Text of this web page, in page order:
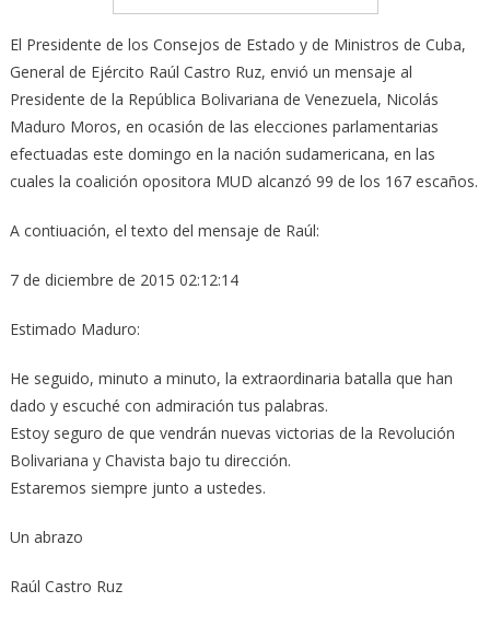
El Presidente de los Consejos de Estado y de Ministros de Cuba,
General de Ejército Raúl Castro Ruz, envió un mensaje al
Presidente de la República Bolivariana de Venezuela, Nicolás
Maduro Moros, en ocasión de las elecciones parlamentarias
efectuadas este domingo en la nación sudamericana, en las
cuales la coalición opositora MUD alcanzó 99 de los 167 escaños.
A contiuación, el texto del mensaje de Raúl:
7 de diciembre de 2015 02:12:14
Estimado Maduro:
He seguido, minuto a minuto, la extraordinaria batalla que han
dado y escuché con admiración tus palabras.
Estoy seguro de que vendrán nuevas victorias de la Revolución
Bolivariana y Chavista bajo tu dirección.
Estaremos siempre junto a ustedes.
Un abrazo
Raúl Castro Ruz